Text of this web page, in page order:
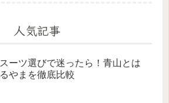
人気記事
スーツ選びで迷ったら！青山とは
るやまを徹底比較